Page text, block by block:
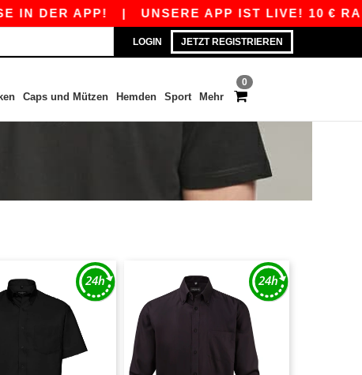
APP! |UNSERE APP IST LIVE! 10 €
LOGIN JETZT REGISTRIEREN
0
Caps und Mützen Hemden Sport Mehr